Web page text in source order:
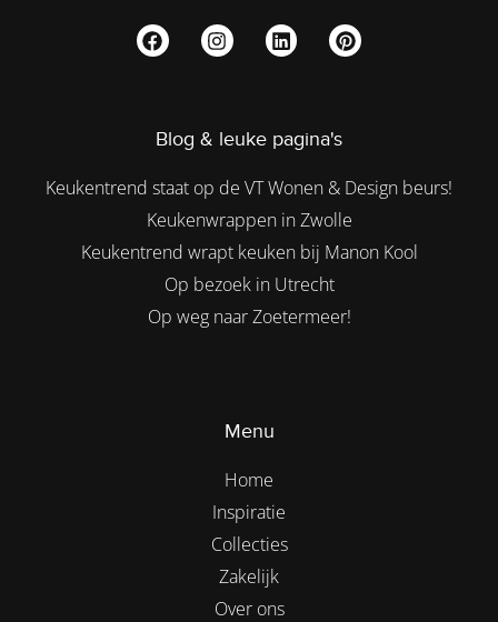
Blog & leuke pagina's
Keukentrend staat op de VT Wonen & Design beurs!
Keukenwrappen in Zwolle
Keukentrend wrapt keuken bij Manon Kool
Op bezoek in Utrecht
Op weg naar Zoetermeer!
Menu
Home
Inspiratie
Collecties
Zakelijk
Over ons